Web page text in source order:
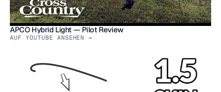
APCO Hybrid Light — Pilot Review
AUF YOUTUBE ANSEHEN →